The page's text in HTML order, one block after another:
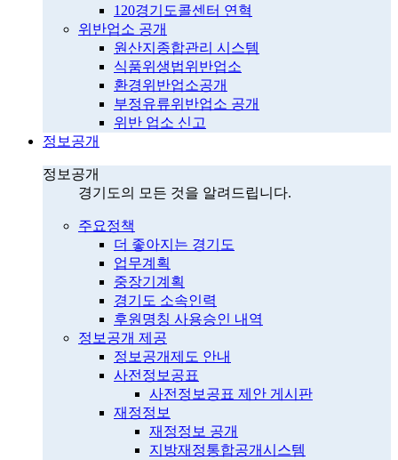
120경기도콜센터 연혁
위반업소 공개
원산지종합관리 시스템
식품위생법위반업소
환경위반업소공개
부정유류위반업소 공개
위반 업소 신고
정보공개
정보공개
경기도의 모든 것을 알려드립니다.
주요정책
더 좋아지는 경기도
업무계획
중장기계획
경기도 소속인력
후원명칭 사용승인 내역
정보공개 제공
정보공개제도 안내
사전정보공표
사전정보공표 제안 게시판
재정정보
재정정보 공개
지방재정통합공개시스템